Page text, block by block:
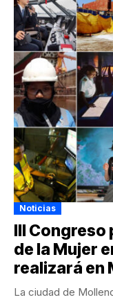
Noticias
III Congreso
de la Mujer
realizará en
La ciudad de